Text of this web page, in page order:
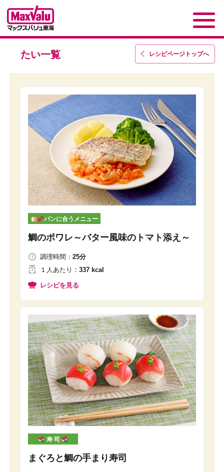
たい一覧 レシピページトップへ
パンに合うメニュー
鯛のポワレ～バター風味のトマト添え～
調理時間： 25分
１人あたり ： 337 kcal
レシピを見る
寿 司
まぐろと鯛の手まり寿司